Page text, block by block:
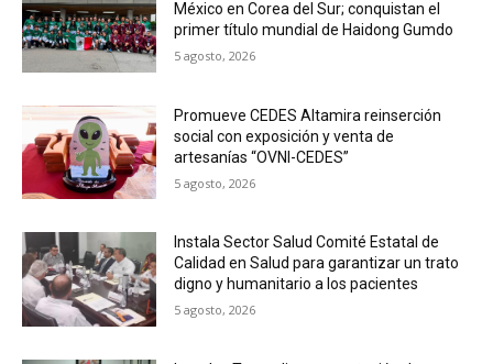
México en Corea del Sur; conquistan el
primer título mundial de Haidong Gumdo
5 agosto, 2026
Promueve CEDES Altamira reinserción
social con exposición y venta de
artesanías “OVNI-CEDES”
5 agosto, 2026
Instala Sector Salud Comité Estatal de
Calidad en Salud para garantizar un trato
digno y humanitario a los pacientes
5 agosto, 2026